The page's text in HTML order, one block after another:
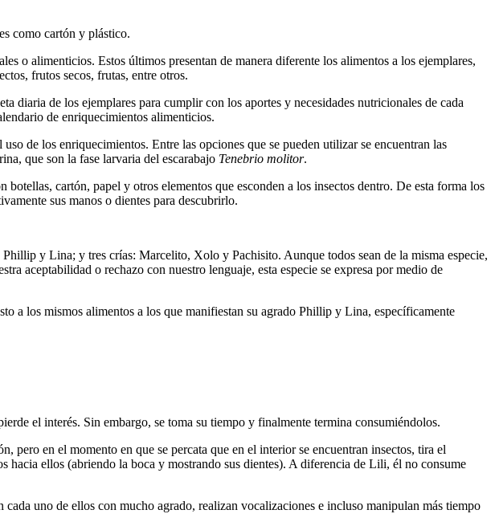
como cartón y plástico.
o alimenticios. Estos últimos presentan de manera diferente los alimentos a los ejemplares,
frutos secos, frutas, entre otros.
de los ejemplares para cumplir con los aportes y necesidades nutricionales de cada
de enriquecimientos alimenticios.
de los enriquecimientos. Entre las opciones que se pueden utilizar se encuentran las
que son la fase larvaria del escarabajo Tenebrio molitor.
cartón, papel y otros elementos que esconden a los insectos dentro. De esta forma los
sus manos o dientes para descubrirlo.
y Lina; y tres crías: Marcelito, Xolo y Pachisito. Aunque todos sean de la misma especie,
aceptabilidad o rechazo con nuestro lenguaje, esta especie se expresa por medio de
a los mismos alimentos a los que manifiestan su agrado Phillip y Lina, específicamente
el interés. Sin embargo, se toma su tiempo y finalmente termina consumiéndolos.
pero en el momento en que se percata que en el interior se encuentran insectos, tira el
hacia ellos (abriendo la boca y mostrando sus dientes). A diferencia de Lili, él no consume
uno de ellos con mucho agrado, realizan vocalizaciones e incluso manipulan más tiempo